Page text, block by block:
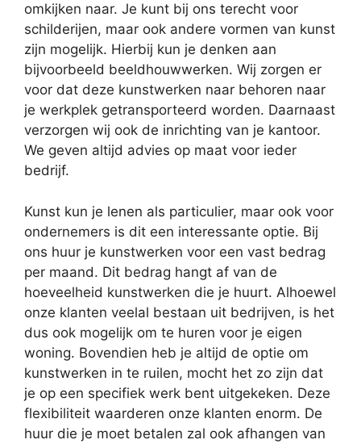
omkijken naar. Je kunt bij ons terecht voor
schilderijen, maar ook andere vormen van kunst
zijn mogelijk. Hierbij kun je denken aan
bijvoorbeeld beeldhouwwerken. Wij zorgen er
voor dat deze kunstwerken naar behoren naar
je werkplek getransporteerd worden. Daarnaast
verzorgen wij ook de inrichting van je kantoor.
We geven altijd advies op maat voor ieder
bedrijf.
Kunst kun je lenen als particulier, maar ook voor
ondernemers is dit een interessante optie. Bij
ons huur je kunstwerken voor een vast bedrag
per maand. Dit bedrag hangt af van de
hoeveelheid kunstwerken die je huurt. Alhoewel
onze klanten veelal bestaan uit bedrijven, is het
dus ook mogelijk om te huren voor je eigen
woning. Bovendien heb je altijd de optie om
kunstwerken in te ruilen, mocht het zo zijn dat
je op een specifiek werk bent uitgekeken. Deze
flexibiliteit waarderen onze klanten enorm. De
huur die je moet betalen zal ook afhangen van